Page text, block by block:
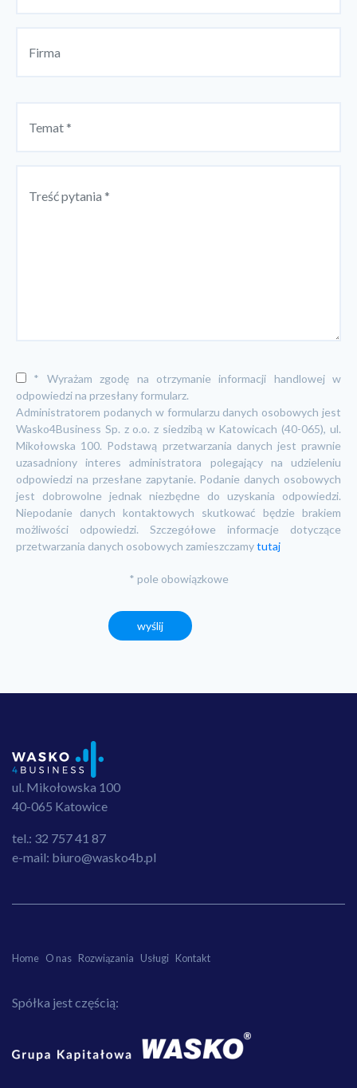
* Wyrażam zgodę na otrzymanie informacji handlowej w
odpowiedzi na przesłany formularz.
Administratorem podanych w formularzu danych osobowych jest
Wasko4Business Sp. z o.o. z siedzibą w Katowicach (40-065), ul.
Mikołowska 100. Podstawą przetwarzania danych jest prawnie
uzasadniony interes administratora polegający na udzieleniu
odpowiedzi na przesłane zapytanie. Podanie danych osobowych
jest dobrowolne jednak niezbędne do uzyskania odpowiedzi.
Niepodanie danych kontaktowych skutkować będzie brakiem
możliwości odpowiedzi. Szczegółowe informacje dotyczące
przetwarzania danych osobowych zamieszczamytutaj
* pole obowiązkowe
ul. Mikołowska 100
40-065 Katowice
tel.: 32 757 41 87
e-mail: biuro@wasko4b.pl
Home O nas Rozwiązania Usługi Kontakt
Spółka jest częścią: